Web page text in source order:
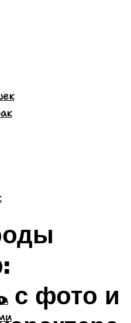
с фото и